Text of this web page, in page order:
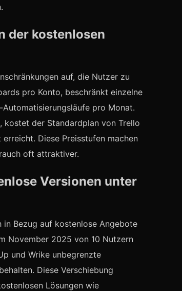
der kostenlosen
auf, die Nutzer zu
pro Konto, beschränkt einzelne
pro Monat.
kostet der Standardplan von Trello
Diese Preisstufen machen
oft attraktiver.
Versionen unter
Bezug auf kostenlose Angebote
November 2025 von 10 Nutzern
und Wrike unbegrenzte
Diese Verschiebung
Lösungen wie